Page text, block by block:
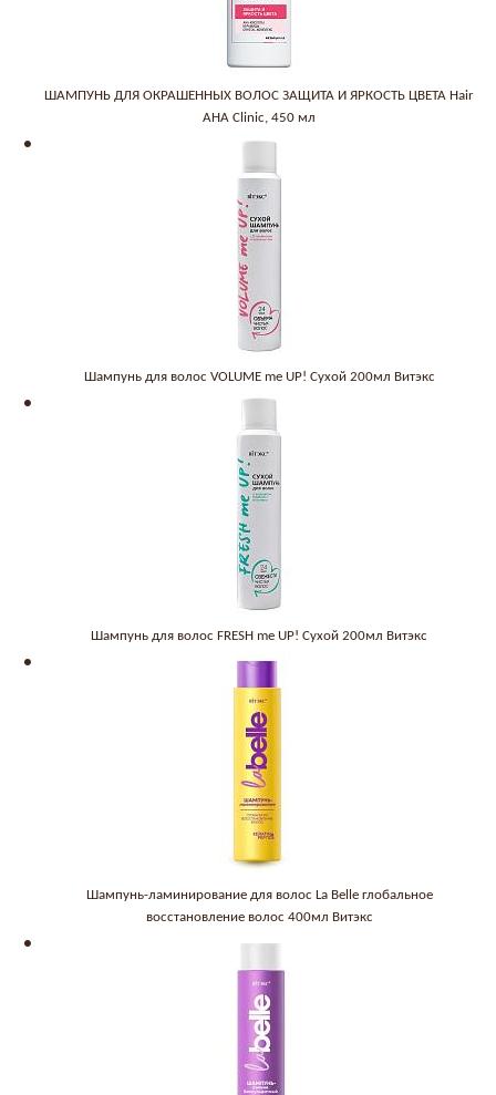
ШАМПУНЬ ДЛЯ ОКРАШЕННЫХ ВОЛОС ЗАЩИТА И ЯРКОСТЬ ЦВЕТА Hair
AHA Clinic, 450 мл
Шампунь для волос VOLUME me UP! Сухой 200мл Витэкс
Шампунь для волос FRESH me UP! Сухой 200мл Витэкс
Шампунь-ламинирование для волос La Belle глобальное
восстановление волос 400мл Витэкс